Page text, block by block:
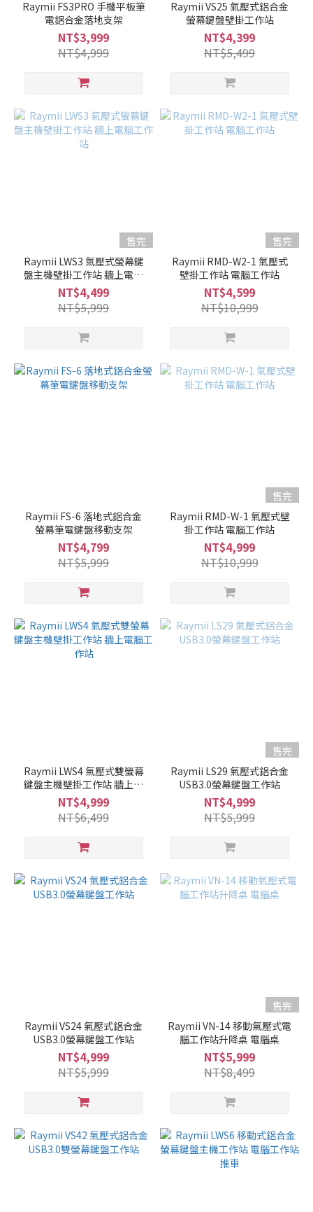
Raymii FS3PRO 手機平板筆
電鋁合金落地支架
NT$3,999
NT$4,999
Raymii VS25 氣壓式鋁合金
螢幕鍵盤壁掛工作站
NT$4,399
NT$5,499
售完
Raymii LWS3 氣壓式螢幕鍵
盤主機壁掛工作站 牆上電腦
工作站
NT$4,499
NT$5,999
售完
Raymii RMD-W2-1 氣壓式
壁掛工作站 電腦工作站
NT$4,599
NT$10,999
Raymii FS-6 落地式鋁合金
螢幕筆電鍵盤移動支架
NT$4,799
NT$5,999
售完
Raymii RMD-W-1 氣壓式壁
掛工作站 電腦工作站
NT$4,999
NT$10,999
Raymii LWS4 氣壓式雙螢幕
鍵盤主機壁掛工作站 牆上電
腦工作站
NT$4,999
NT$6,499
售完
Raymii LS29 氣壓式鋁合金
USB3.0螢幕鍵盤工作站
NT$4,999
NT$5,999
Raymii VS24 氣壓式鋁合金
USB3.0螢幕鍵盤工作站
NT$4,999
NT$5,999
售完
Raymii VN-14 移動氣壓式電
腦工作站升降桌 電腦桌
NT$5,999
NT$8,499